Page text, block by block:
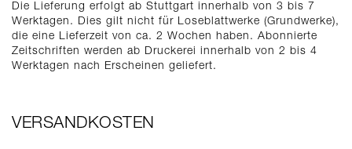
Die Lieferung erfolgt ab Stuttgart innerhalb von 3 bis 7
Werktagen. Dies gilt nicht für Loseblattwerke (Grundwerke),
die eine Lieferzeit von ca. 2 Wochen haben. Abonnierte
Zeitschriften werden ab Druckerei innerhalb von 2 bis 4
Werktagen nach Erscheinen geliefert.
VERSANDKOSTEN